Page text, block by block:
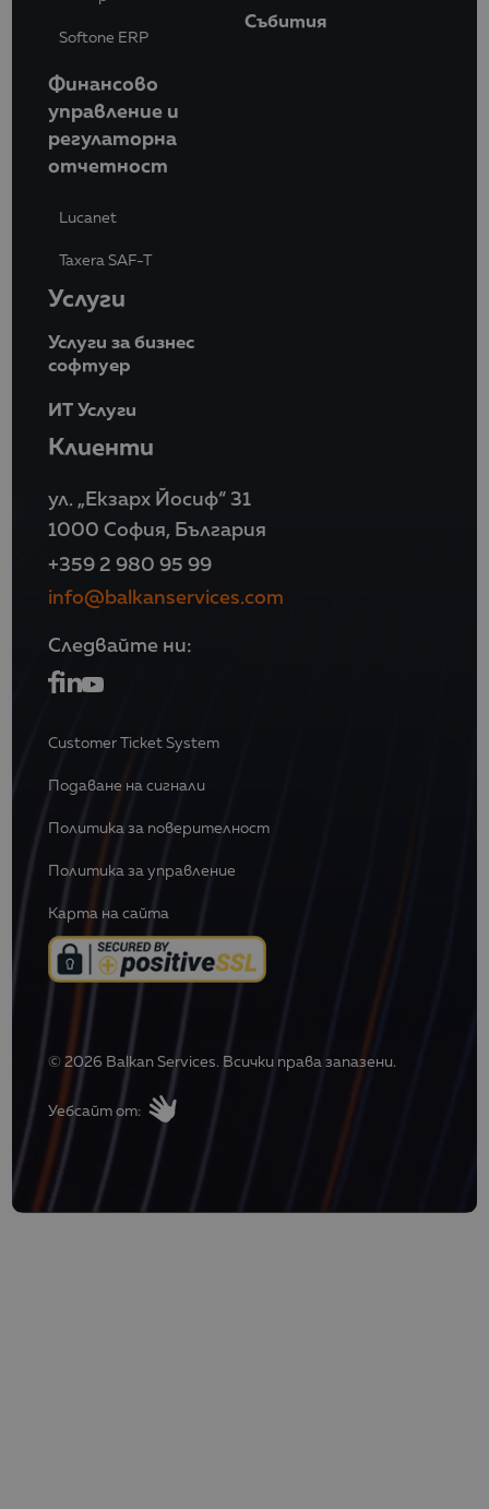
Softone ERP
Финансово
управление и
регулаторна
отчетност
Lucanet
Taxera SAF-T
Услуги
Услуги за бизнес
софтуер
ИТ Услуги
Клиенти
Събития
ул. „Екзарх Йосиф“ 31
1000 София, България
+359 2 980 95 99
info@balkanservices.com
Следвайте ни:
Customer Ticket System
Подаване на сигнали
Политика за поверителност
Политика за управление
Карта на сайта
© 2026 Balkan Services. Всички права запазени.
Уебсайт от: